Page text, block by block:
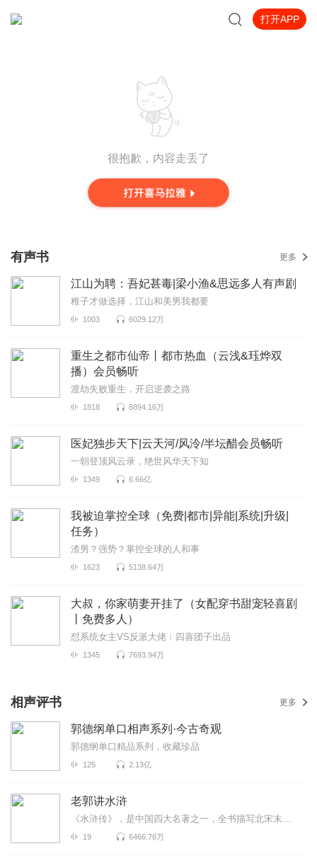
打开APP
很抱歉，内容走丢了
有声书 更多
江山为聘：吾妃甚毒|梁小渔&思远多人有声剧
稚子才做选择，江山和美男我都要
1003 6029.12万
重生之都市仙帝丨都市热血（云浅&珏烨双
播）会员畅听
渡劫失败重生，开启逆袭之路
1818 8894.16万
医妃独步天下|云天河/风泠/半坛醋会员畅听
一朝登顶风云录，绝世风华天下知
1349 6.66亿
我被迫掌控全球（免费|都市|异能|系统|升级|
任务）
渣男？强势？掌控全球的人和事
1623 5138.64万
大叔，你家萌妻开挂了（女配穿书甜宠轻喜剧
丨免费多人）
怼系统女主VS反派大佬︱四喜团子出品
1345 7693.94万
相声评书 更多
郭德纲单口相声系列·今古奇观
郭德纲单口精品系列，收藏珍品
125 2.13亿
老郭讲水浒
《水浒传》，是中国四大名著之一，全书描写北宋末年以宋江为首的108位好汉在梁山起...
19 6466.78万